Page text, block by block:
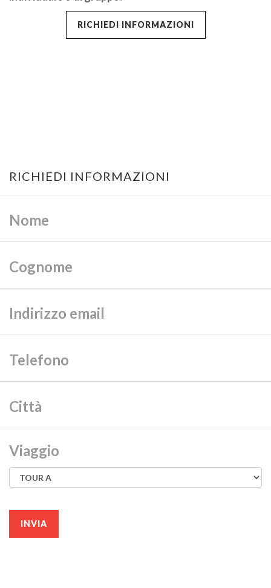
RICHIEDI INFORMAZIONI
RICHIEDI INFORMAZIONI
Viaggio
INVIA